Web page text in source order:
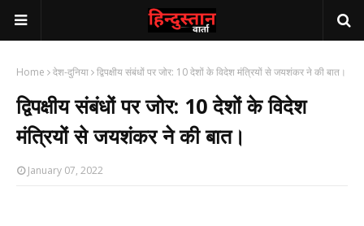
Home देश-दुनिया द्विपक्षीय संबंधों पर जोर: 10 देशों के विदेश मंत्रियों से जयशंकर ने की बात।
द्विपक्षीय संबंधों पर जोर: 10 देशों के विदेश
मंत्रियों से जयशंकर ने की बात।
January 07, 2022